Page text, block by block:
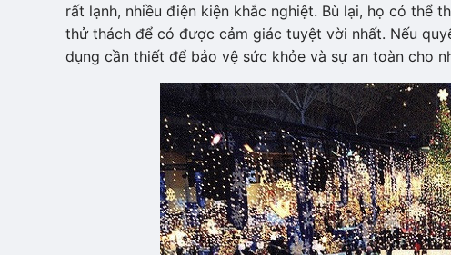
rất lạnh, nhiều điện kiện khắc nghiệt. Bù lại, họ có thể
thử thách để có được cảm giác tuyệt vời nhất. Nếu
dụng cần thiết để bảo vệ sức khỏe và sự an toàn cho